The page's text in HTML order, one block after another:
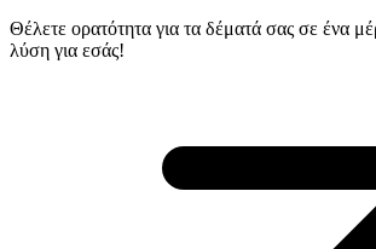
Θέλετε ορατότητα για τα δέματά σας σε ένα
λύση για εσάς!